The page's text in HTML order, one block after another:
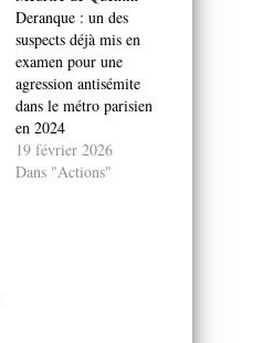
Deranque : un des
suspects déjà mis en
examen pour une
agression antisémite
dans le métro parisien
en 2024
19 février 2026
Dans "Actions"